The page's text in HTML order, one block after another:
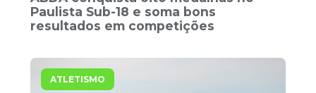
Paulista Sub-18 e soma bons
resultados em competições
ATLETISMO